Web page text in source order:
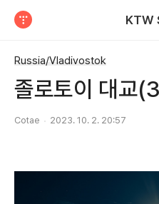
KTW
Russia/Vladivostok
졸로토이 대교
Cotae 2023. 10. 2. 20:57